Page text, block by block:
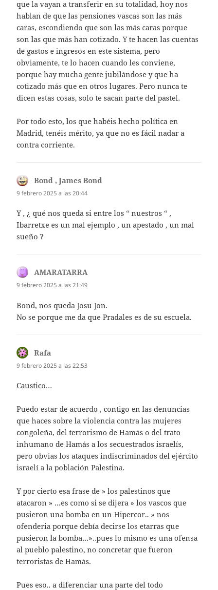
que la vayan a transferir en su totalidad, hoy nos
hablan de que las pensiones vascas son las más
caras, escondiendo que son las más caras porque
son las que más han cotizado. Y te hacen las cuentas
de gastos e ingresos en este sistema, pero
obviamente, te lo hacen cuando les conviene,
porque hay mucha gente jubilándose y que ha
cotizado más que en otros lugares. Pero nunca te
dicen estas cosas, solo te sacan parte del pastel.
Por todo esto, los que habéis hecho política en
Madrid, tenéis mérito, ya que no es fácil nadar a
contra corriente.
Bond , James Bond
9 febrero 2025 a las 20:44
Y , ¿ qué nos queda si entre los “ nuestros “ ,
Ibarretxe es un mal ejemplo , un apestado , un mal
sueño ?
AMARATARRAdice:
9 febrero 2025 a las 21:49
Bond, nos queda Josu Jon.
No se porque me da que Pradales es de su escuela.
Rafa
9 febrero 2025 a las 22:53
Caustico…
Puedo estar de acuerdo , contigo en las denuncias
que haces sobre la violencia contra las mujeres
congoleña, del terrorismo de Hamás o del trato
inhumano de Hamás a los secuestrados israelís,
pero obvias los ataques indiscriminados del ejército
israelí a la población Palestina.
Y por cierto esa frase de » los palestinos que
atacaron » …es como si se dijera » los vascos que
pusieron una bomba en un Hipercor.. » nos
ofenderia porque debía decirse los etarras que
pusieron la bomba…»..pues lo mismo es una ofensa
al pueblo palestino, no concretar que fueron
terroristas de Hamás.
Pues eso.. a diferenciar una parte del todo